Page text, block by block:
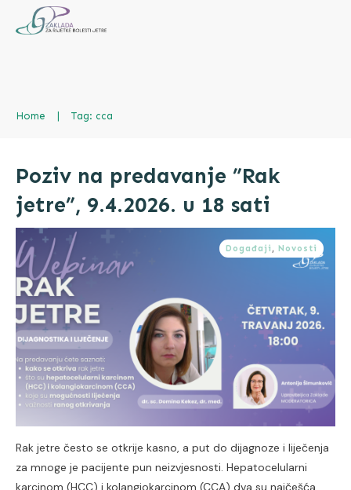
Home | Tag: cca
Poziv na predavanje ”Rak
jetre”, 9.4.2026. u 18 sati
Događaji, Novosti
Rak jetre često se otkrije kasno, a put do dijagnoze i liječenja
za mnoge je pacijente pun neizvjesnosti. Hepatocelularni
karcinom (HCC) i kolangiokarcinom (CCA) dva su najčešća